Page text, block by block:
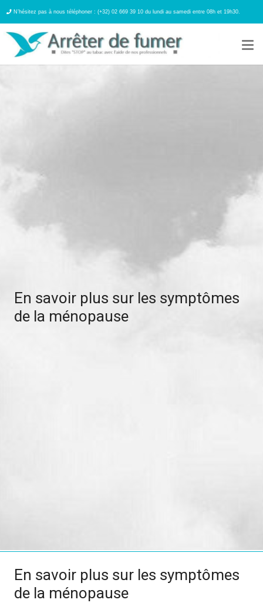
N’hésitez pas à nous téléphoner : (+32) 02 669 39 10 du lundi au samedi entre 08h et 19h30.
En savoir plus sur les symptômes
de la ménopause
En savoir plus sur les symptômes
de la ménopause